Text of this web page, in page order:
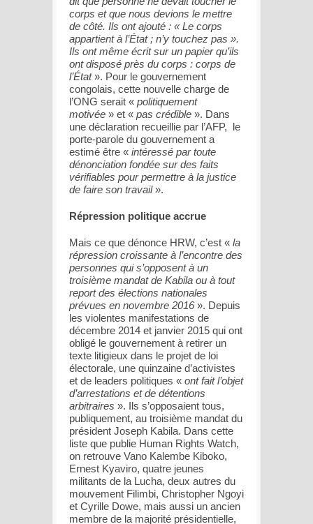
corps et que nous devions le mettre
de côté. Ils ont ajouté : « Le corps
appartient à l’État ; n’y touchez pas ».
Ils ont même écrit sur un papier qu’ils
ont disposé près du corps : corps de
l’État». Pour le gouvernement
congolais, cette nouvelle charge de
l’ONG serait « politiquement
motivée » et « pas crédible ». Dans
une déclaration recueillie par l’AFP, le
porte-parole du gouvernement a
estimé être « intéressé par toute
dénonciation fondée sur des faits
vérifiables pour permettre à la justice
de faire son travail».
Répression politique accrue
Mais ce que dénonce HRW, c’est « la
répression croissante à l’encontre des
personnes qui s’opposent à un
troisième mandat de Kabila ou à tout
report des élections nationales
prévues en novembre 2016». Depuis
les violentes manifestations de
décembre 2014 et janvier 2015 qui ont
obligé le gouvernement à retirer un
texte litigieux dans le projet de loi
électorale, une quinzaine d’activistes
et de leaders politiques « ont fait l’objet
d’arrestations et de détentions
arbitraires ». Ils s’opposaient tous,
publiquement, au troisième mandat du
président Joseph Kabila. Dans cette
liste que publie Human Rights Watch,
on retrouve Vano Kalembe Kiboko,
Ernest Kyaviro, quatre jeunes
militants de la Lucha, deux autres du
mouvement Filimbi, Christopher Ngoyi
et Cyrille Dowe, mais aussi un ancien
membre de la majorité présidentielle,